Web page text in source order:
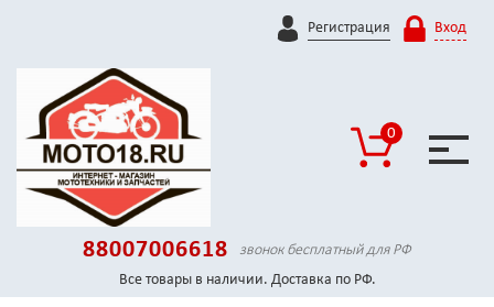
Регистрация Вход
0
88007006618
звонок бесплатный для РФ
Все товары в наличии. Доставка по РФ.